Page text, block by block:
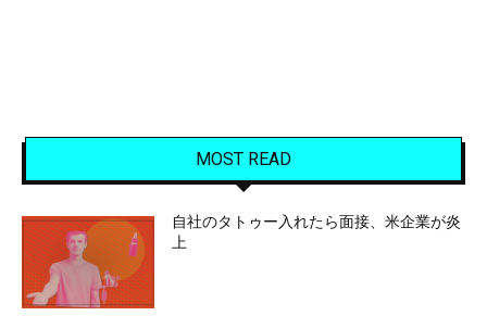
MOST READ
自社のタトゥー入れたら面接、米企業が炎
上